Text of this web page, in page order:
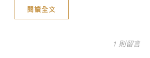
閱讀全文
1 則留言